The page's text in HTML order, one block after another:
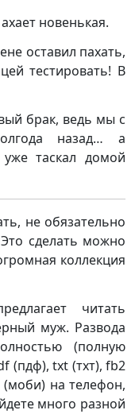
новенькая.
оставил пахать,
тестировать! В
брак, ведь мы с
назад… а
таскал домой
не обязательно
сделать можно
коллекция
читать
муж. Развода
(полную
(пдф), txt (тхт), fb2
на телефон,
много разной